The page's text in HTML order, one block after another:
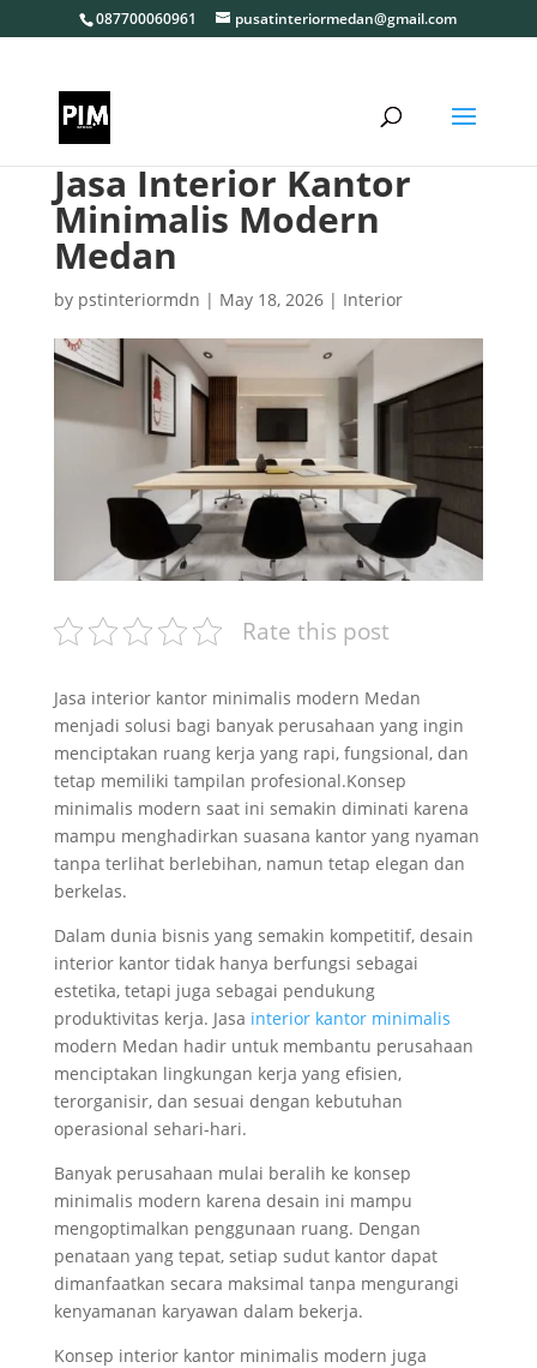
087700060961 pusatinteriormedan@gmail.com
Jasa Interior Kantor
Minimalis Modern
Medan
by pstinteriormdn | May 18, 2026| Interior
Rate this post
Jasa interior kantor minimalis modern Medan
menjadi solusi bagi banyak perusahaan yang ingin
menciptakan ruang kerja yang rapi, fungsional, dan
tetap memiliki tampilan profesional.Konsep
minimalis modern saat ini semakin diminati karena
mampu menghadirkan suasana kantor yang nyaman
tanpa terlihat berlebihan, namun tetap elegan dan
berkelas.
Dalam dunia bisnis yang semakin kompetitif, desain
interior kantor tidak hanya berfungsi sebagai
estetika, tetapi juga sebagai pendukung
produktivitas kerja. Jasa interior kantor minimalis
modern Medan hadir untuk membantu perusahaan
menciptakan lingkungan kerja yang efisien,
terorganisir, dan sesuai dengan kebutuhan
operasional sehari-hari.
Banyak perusahaan mulai beralih ke konsep
minimalis modern karena desain ini mampu
mengoptimalkan penggunaan ruang. Dengan
penataan yang tepat, setiap sudut kantor dapat
dimanfaatkan secara maksimal tanpa mengurangi
kenyamanan karyawan dalam bekerja.
Konsep interior kantor minimalis modern juga